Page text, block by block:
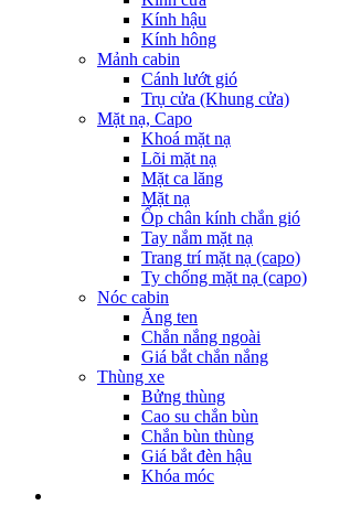
Kính hậu
Kính hông
Mảnh cabin
Cánh lướt gió
Trụ cửa (Khung cửa)
Mặt nạ, Capo
Khoá mặt nạ
Lõi mặt nạ
Mặt ca lăng
Mặt nạ
Ốp chân kính chắn gió
Tay nắm mặt nạ
Trang trí mặt nạ (capo)
Ty chống mặt nạ (capo)
Nóc cabin
Ăng ten
Chắn nắng ngoài
Giá bắt chắn nắng
Thùng xe
Bửng thùng
Cao su chắn bùn
Chắn bùn thùng
Giá bắt đèn hậu
Khóa móc